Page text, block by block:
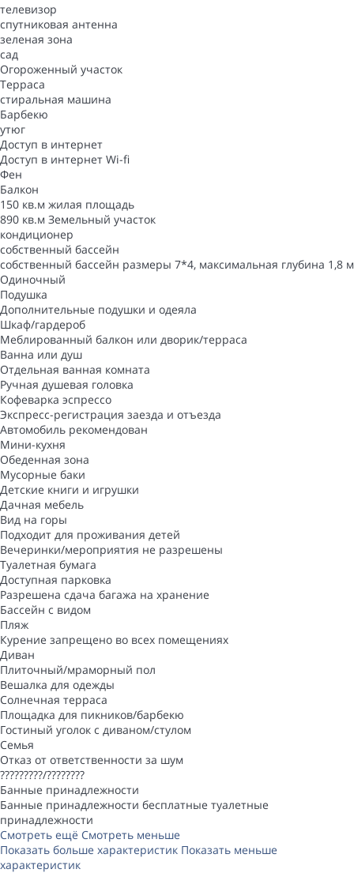
телевизор
спутниковая антенна
зеленая зона
сад
Oгороженный участок
Терраса
стиральная машина
Барбекю
утюг
Доступ в интернет
Доступ в интернет Wi-fi
Фен
Балкон
150 кв.м жилая площадь
890 кв.м Земельный участок
кондиционер
собственный бассейн
собственный бассейн размеры 7*4, максимальная глубина 1,8 м
Одиночный
Подушка
Дополнительные подушки и одеяла
Шкаф/гардероб
Меблированный балкон или дворик/терраса
Ванна или душ
Отдельная ванная комната
Ручная душевая головка
Кофеварка эспрессо
Экспресс-регистрация заезда и отъезда
Автомобиль рекомендован
Мини-кухня
Обеденная зона
Мусорные баки
Детские книги и игрушки
Дачная мебель
Вид на горы
Подходит для проживания детей
Вечеринки/мероприятия не разрешены
Туалетная бумага
Доступная парковка
Разрешена сдача багажа на хранение
Бассейн с видом
Пляж
Курение запрещено во всех помещениях
Диван
Плиточный/мраморный пол
Вешалка для одежды
Солнечная терраса
Площадка для пикников/барбекю
Гостиный уголок с диваном/стулом
Семья
Отказ от ответственности за шум
?????????/????????
Банные принадлежности
Банные принадлежности бесплатные туалетные
принадлежности
Смотреть ещё Смотреть меньше
Показать больше характеристик Показать меньше
характеристик